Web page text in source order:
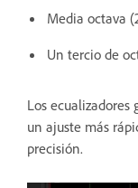
Media octava
Un tercio de
Los ecualizadores
un ajuste más
precisión.